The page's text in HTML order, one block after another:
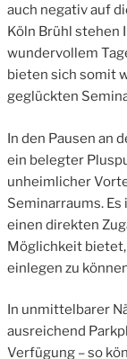
auch negativ auf
Köln Brühl
wundervollem
bieten sich somit
geglückten
In den Pausen an
ein belegter
unheimlicher
Seminarraums.
einen direkten
Möglichkeit bietet,
einlegen zu
In unmittelbarer
ausreichend
Verfügung – so